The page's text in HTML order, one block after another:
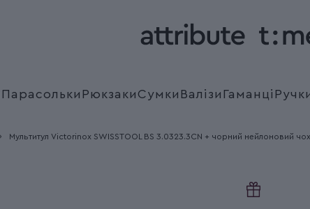
Парасольки Рюкзаки Сумки Валізи Гаманці
Мультитул Victorinox SWISSTOOL BS 3.0323.3CN + чорний нейлоновий